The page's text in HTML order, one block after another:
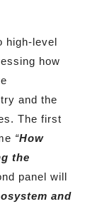
high-level
how
and the
The first
“How
the
panel will
and